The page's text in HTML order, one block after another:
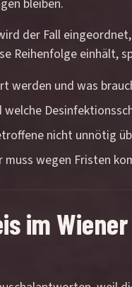
bleiben.
der Fall
Reihenfolge
werden und was
nicht unnötig
wegen Fristen
im